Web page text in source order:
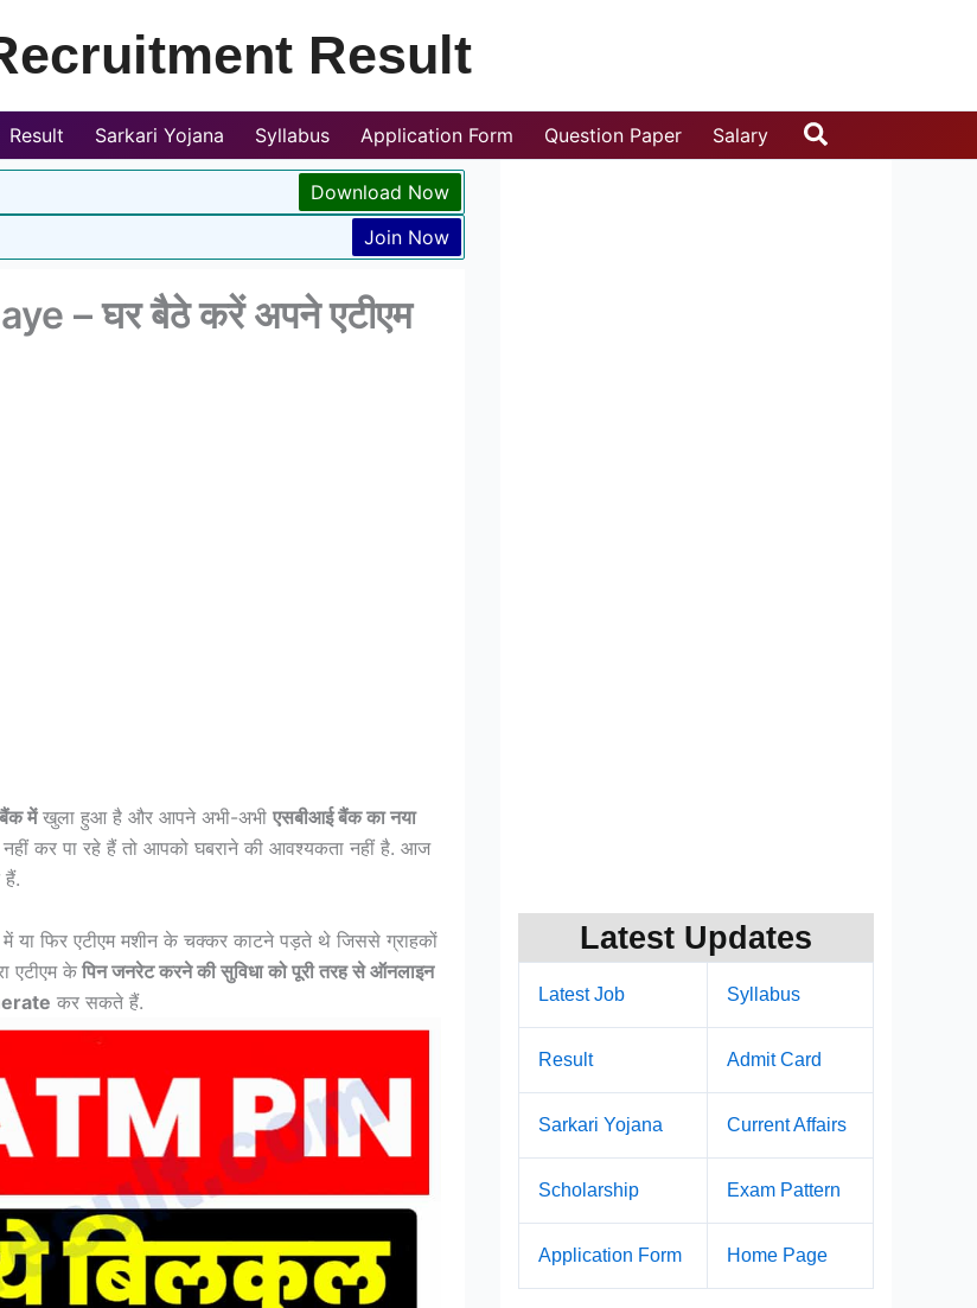
Result
Result Sarkari Yojana Syllabus Application Form Question Paper Salary Search
Download Now
Join Now
– घर बैठे करें अपने एटीएम
मेंखुला हुआ है और आपने अभी-अभी एसबीआई बैंक का नया
नहीं कर पा रहे हैं तो आपको घबराने की आवश्यकता नहीं है. आज
या फिर एटीएम मशीन के चक्कर काटने पड़ते थे जिससे ग्राहकों
एटीएम केपिन जनरेट करने की सुविधा को पूरी तरह से ऑनलाइन
कर सकते हैं.
Latest Updates
Latest Job Syllabus
Result Admit Card
Sarkari Yojana Current Affairs
Scholarship Exam Pattern
Application Form Home Page